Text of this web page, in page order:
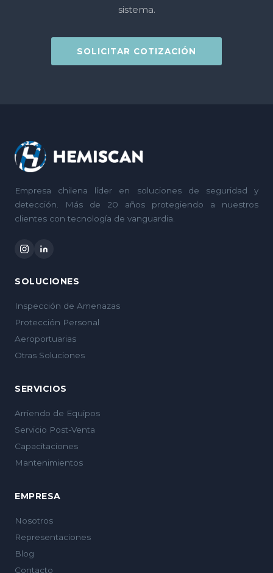
sistema.
SOLICITAR COTIZACIÓN
Empresa chilena líder en soluciones de seguridad y
detección. Más de 20 años protegiendo a nuestros
clientes con tecnología de vanguardia.
SOLUCIONES
Inspección de Amenazas
Protección Personal
Aeroportuarias
Otras Soluciones
SERVICIOS
Arriendo de Equipos
Servicio Post-Venta
Capacitaciones
Mantenimientos
EMPRESA
Nosotros
Representaciones
Blog
Contacto